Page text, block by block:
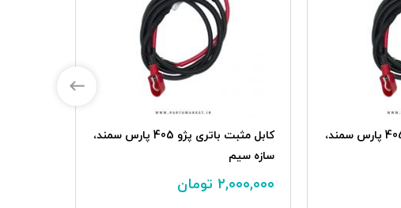
كابل مثبت باتری پژو 405 پارس سمند،
كابل مثبت باتری پژو 405 پارس سمند،
سازه سیم
۲,۰۰۰,۰۰۰ تومان